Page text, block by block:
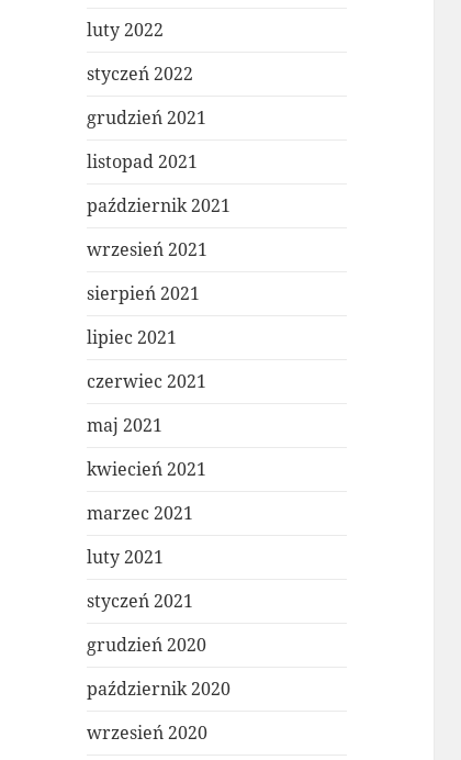
luty 2022
styczeń 2022
grudzień 2021
listopad 2021
październik 2021
wrzesień 2021
sierpień 2021
lipiec 2021
czerwiec 2021
maj 2021
kwiecień 2021
marzec 2021
luty 2021
styczeń 2021
grudzień 2020
październik 2020
wrzesień 2020